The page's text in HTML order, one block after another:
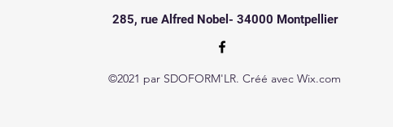
285, rue Alfred Nobel- 34000 Montpellier
©2021 par SDOFORM'LR. Créé avec Wix.com